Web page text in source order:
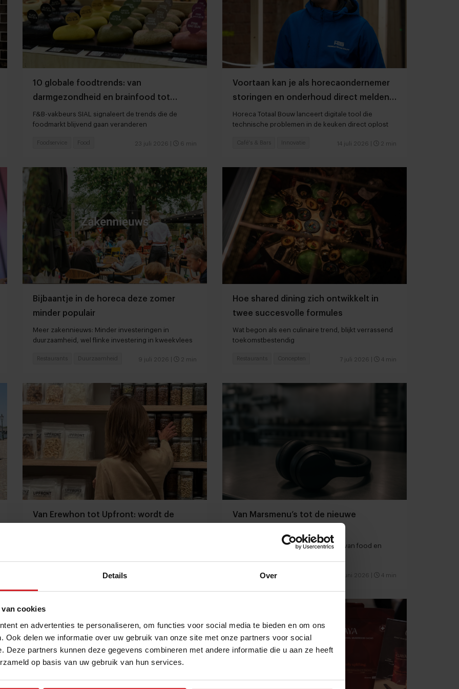
Details Over
cookies
en advertenties te personaliseren, om functies voor social media te bieden en om ons
Ook delen we informatie over uw gebruik van onze site met onze partners voor social
Deze partners kunnen deze gegevens combineren met andere informatie die u aan ze heeft
op basis van uw gebruik van hun services.
10 globale foodtrends: van
darmgezondheid en brainfood tot
slimmer snacken
F&B-vakbeurs SIAL signaleert de trends die de
foodmarkt blijvend gaan veranderen
23 juli 2026 6 min
Foodservice Food
Voortaan kan je als horecaondernemer
storingen en onderhoud direct melden
in een app
Horeca Totaal Bouw lanceert digitale tool die
technische problemen in de keuken direct oplost
14 juli 2026 2 min
Café's & Bars Innovatie
Bijbaantje in de horeca deze zomer
minder populair
Meer zakennieuws: Minder investeringen in
duurzaamheid, wel flinke investering in kweekvlees
9 juli 2026 2 min
Restaurants Duurzaamheid
Hoe shared dining zich ontwikkelt in
twee succesvolle formules
Wat begon als een culinaire trend, blijkt verrassend
toekomstbestendig
7 juli 2026 4 min
Restaurants Concepten
Van Erewhon tot Upfront: wordt de
Van Marsmenu’s tot de nieuwe
Vier podcasts over de verbeelding van food en
26 juni 2026 4 min
Restaurants
Sponsored Story